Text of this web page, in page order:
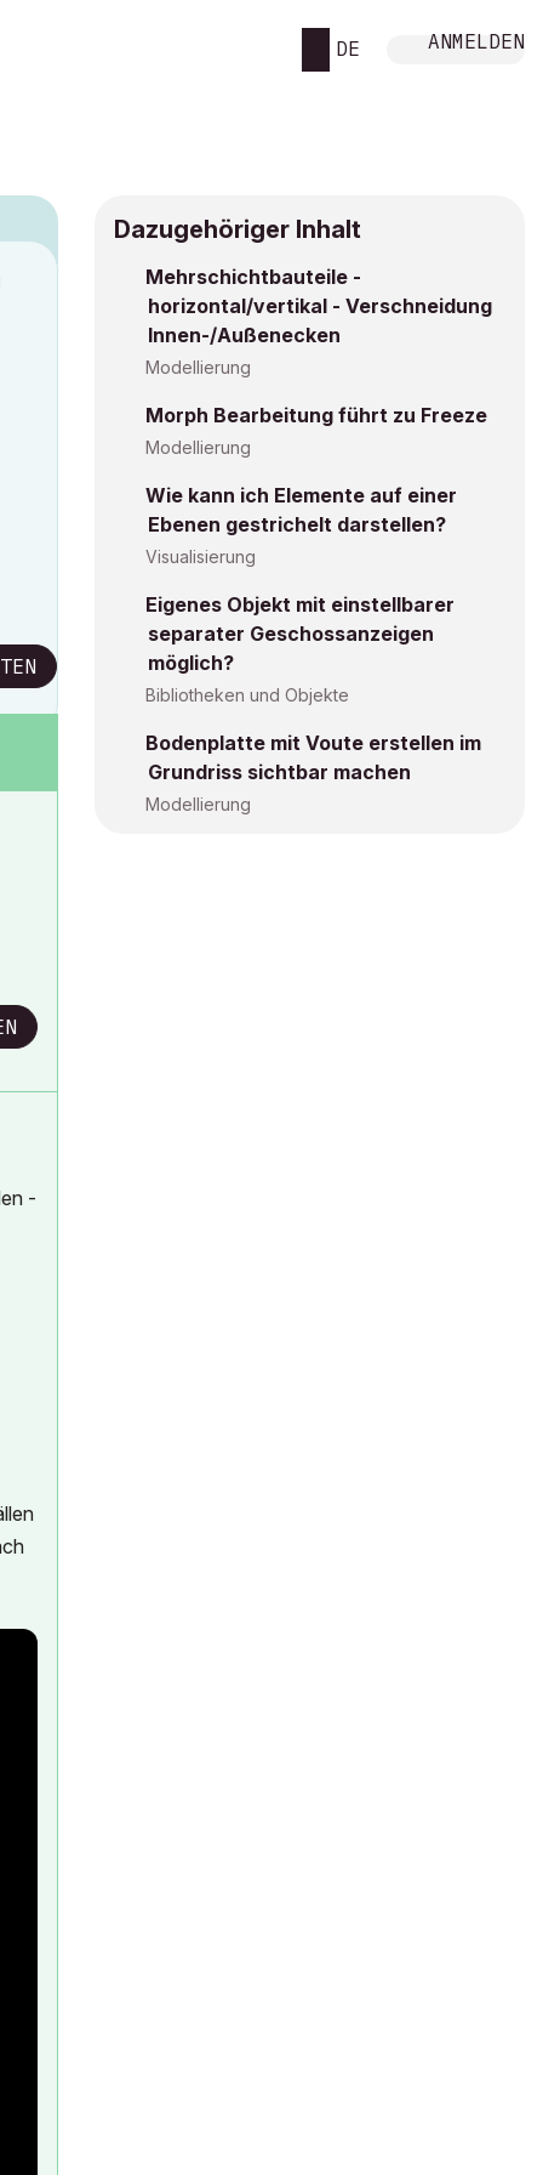
DE ANMELDEN
-
Dazugehöriger Inhalt
Mehrschichtbauteile -
horizontal/vertikal - Verschneidung
Innen-/Außenecken
Modellierung
Morph Bearbeitung führt zu Freeze
Modellierung
Wie kann ich Elemente auf einer
Ebenen gestrichelt darstellen?
Visualisierung
Eigenes Objekt mit einstellbarer
separater Geschossanzeigen
möglich?
Bibliotheken und Objekte
Bodenplatte mit Voute erstellen im
Grundriss sichtbar machen
Modellierung